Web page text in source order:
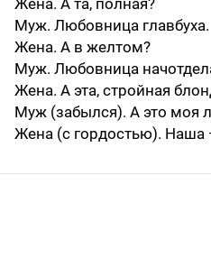
Жена. А та, полная?
Муж. Любовница главбуха.
Жена. А в желтом?
Муж. Любовница
Жена. А эта, стройная
Муж (забылся). А это моя
Жена (с гордостью). Наша